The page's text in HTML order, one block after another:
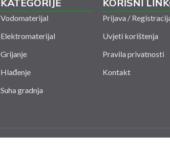
KATEGORIJE
Vodomaterijal
Elektromaterijal
Grijanje
Hlađenje
Suha gradnja
KORISNI
Prijava /
Uvjeti korištenja
Pravila privatnosti
Kontakt